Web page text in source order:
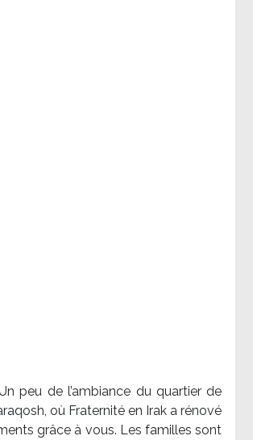
peu de l’ambiance du quartier de
où Fraternité en Irak a rénové
grâce à vous. Les familles sont